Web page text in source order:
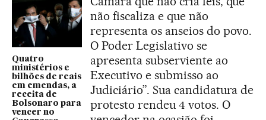
Quatro
ministérios e
bilhões de reais
em emendas, a
receita de
Bolsonaro para
vencer no
não fiscaliza e que não
representa os anseios do povo.
O Poder Legislativo se
apresenta subserviente ao
Executivo e submisso ao
Judiciário”. Sua candidatura de
protesto rendeu 4 votos. O